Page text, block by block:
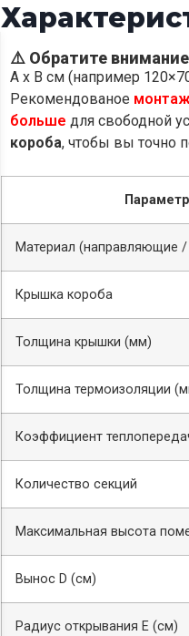
⚠️ Обратите
А х В см (например
Рекомендованое
больше для свободной
короба, чтобы вы точно
Параметр
Материал (направляющие
Крышка короба
Толщина крышки (мм)
Толщина термоизоляции
Коэффициент
Количество секций
Максимальная высота
Вынос D (cм)
Радиус открывания Е (см)